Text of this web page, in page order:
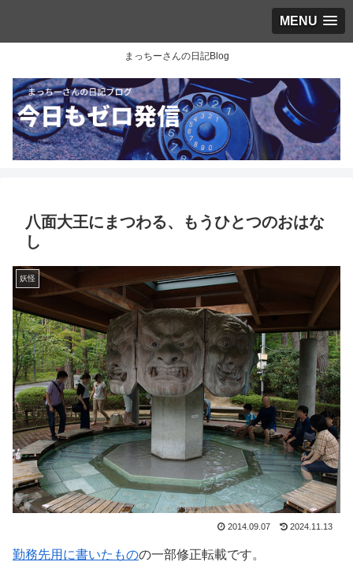
MENU
まっちーさんの日記Blog
八面大王にまつわる、もうひとつのおはな
し
妖怪
2014.09.07 2024.11.13
勤務先用に書いたものの一部修正転載です。